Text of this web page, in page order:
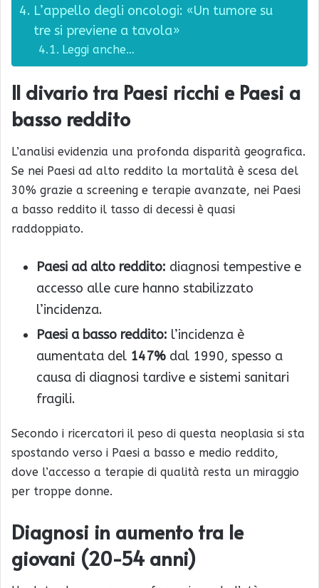
L’appello degli oncologi: «Un tumore su
tre si previene a tavola»
Leggi anche…
Il divario tra Paesi ricchi e Paesi a
basso reddito
L’analisi evidenzia una profonda disparità geografica.
Se nei Paesi ad alto reddito la mortalità è scesa del
30% grazie a screening e terapie avanzate, nei Paesi
a basso reddito il tasso di decessi è quasi
raddoppiato.
Paesi ad alto reddito: diagnosi tempestive e
accesso alle cure hanno stabilizzato
l’incidenza.
Paesi a basso reddito: l’incidenza è
aumentata del 147% dal 1990, spesso a
causa di diagnosi tardive e sistemi sanitari
fragili.
Secondo i ricercatori il peso di questa neoplasia si sta
spostando verso i Paesi a basso e medio reddito,
dove l’accesso a terapie di qualità resta un miraggio
per troppe donne.
Diagnosi in aumento tra le
giovani (20-54 anni)